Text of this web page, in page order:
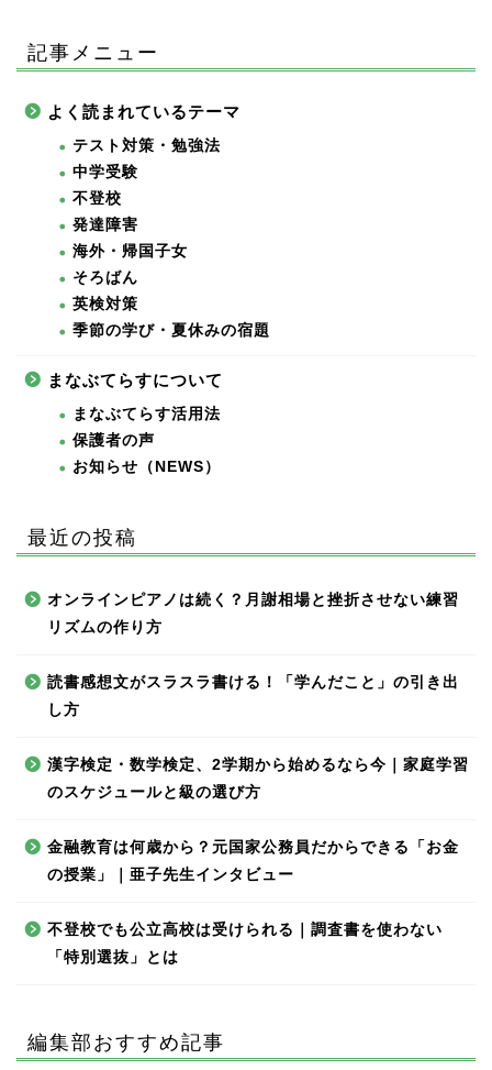
記事メニュー
よく読まれているテーマ
テスト対策・勉強法
中学受験
不登校
発達障害
海外・帰国子女
そろばん
英検対策
季節の学び・夏休みの宿題
まなぶてらすについて
まなぶてらす活用法
保護者の声
お知らせ（NEWS）
最近の投稿
オンラインピアノは続く？月謝相場と挫折させない練習
リズムの作り方
読書感想文がスラスラ書ける！「学んだこと」の引き出
し方
漢字検定・数学検定、2学期から始めるなら今｜家庭学習
のスケジュールと級の選び方
金融教育は何歳から？元国家公務員だからできる「お金
の授業」｜亜子先生インタビュー
不登校でも公立高校は受けられる｜調査書を使わない
「特別選抜」とは
編集部おすすめ記事